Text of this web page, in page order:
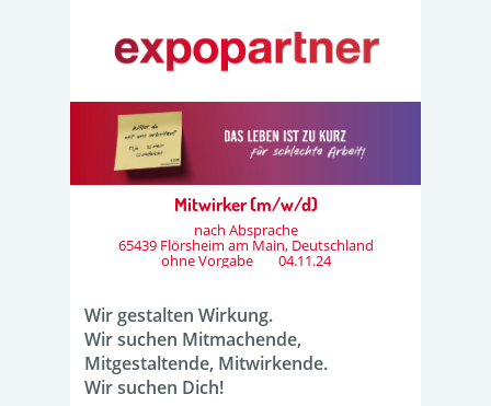
Mitwirker (m/w/d)
nach Absprache
65439 Flörsheim am Main, Deutschland
ohne Vorgabe 04.11.24
Wir gestalten Wirkung.
Wir suchen Mitmachende,
Mitgestaltende, Mitwirkende.
Wir suchen Dich!